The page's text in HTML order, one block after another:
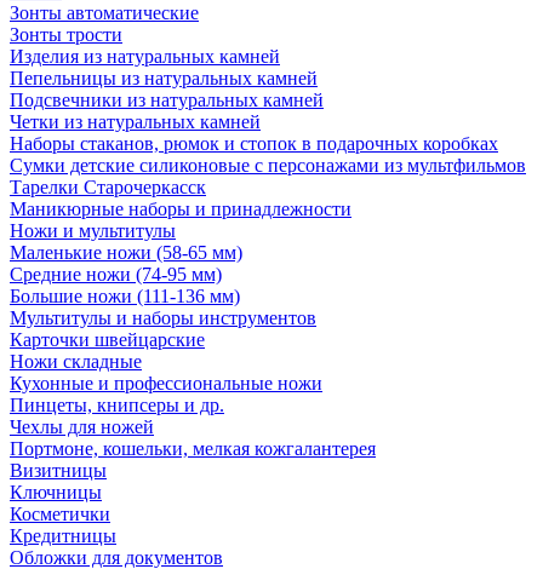
Зонты автоматические
Зонты трости
Изделия из натуральных камней
Пепельницы из натуральных камней
Подсвечники из натуральных камней
Четки из натуральных камней
Наборы стаканов, рюмок и стопок в подарочных коробках
Сумки детские силиконовые с персонажами из мультфильмов
Тарелки Старочеркасск
Маникюрные наборы и принадлежности
Ножи и мультитулы
Маленькие ножи (58-65 мм)
Средние ножи (74-95 мм)
Большие ножи (111-136 мм)
Мультитулы и наборы инструментов
Карточки швейцарские
Ножи складные
Кухонные и профессиональные ножи
Пинцеты, книпсеры и др.
Чехлы для ножей
Портмоне, кошельки, мелкая кожгалантерея
Визитницы
Ключницы
Косметички
Кредитницы
Обложки для документов